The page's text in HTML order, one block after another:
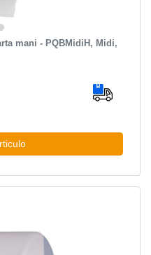
mani - PQBMidiH, Midi,